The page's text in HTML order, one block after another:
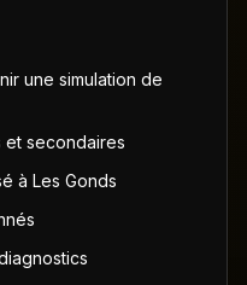
une simulation de
et secondaires
à Les Gonds